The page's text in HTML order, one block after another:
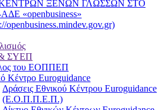
ΞΕΝΩΝ ΓΛΩΣΣΩΝ ΣΤΟ
«openbusiness»
openbusiness.mindev.gov.gr)
ΣΥΕΠ
του ΕΟΠΠΕΠ
Κέντρο Euroguidance
Δράσεις Εθνικού Κέντρου Euroguidance
(Ε.Ο.Π.Π.Ε.Π.)